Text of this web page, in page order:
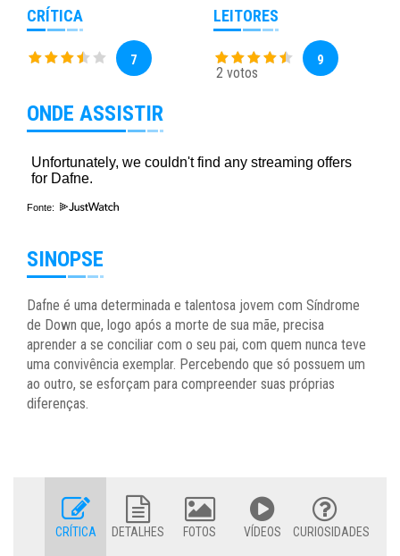
CRÍTICA
7
LEITORES
2 votos
9
ONDE ASSISTIR
Fonte:
SINOPSE
Dafne é uma determinada e talentosa jovem com Síndrome
de Down que, logo após a morte de sua mãe, precisa
aprender a se conciliar com o seu pai, com quem nunca teve
uma convivência exemplar. Percebendo que só possuem um
ao outro, se esforçam para compreender suas próprias
diferenças.
CRÍTICA DETALHES FOTOS VÍDEOS CURIOSIDADES